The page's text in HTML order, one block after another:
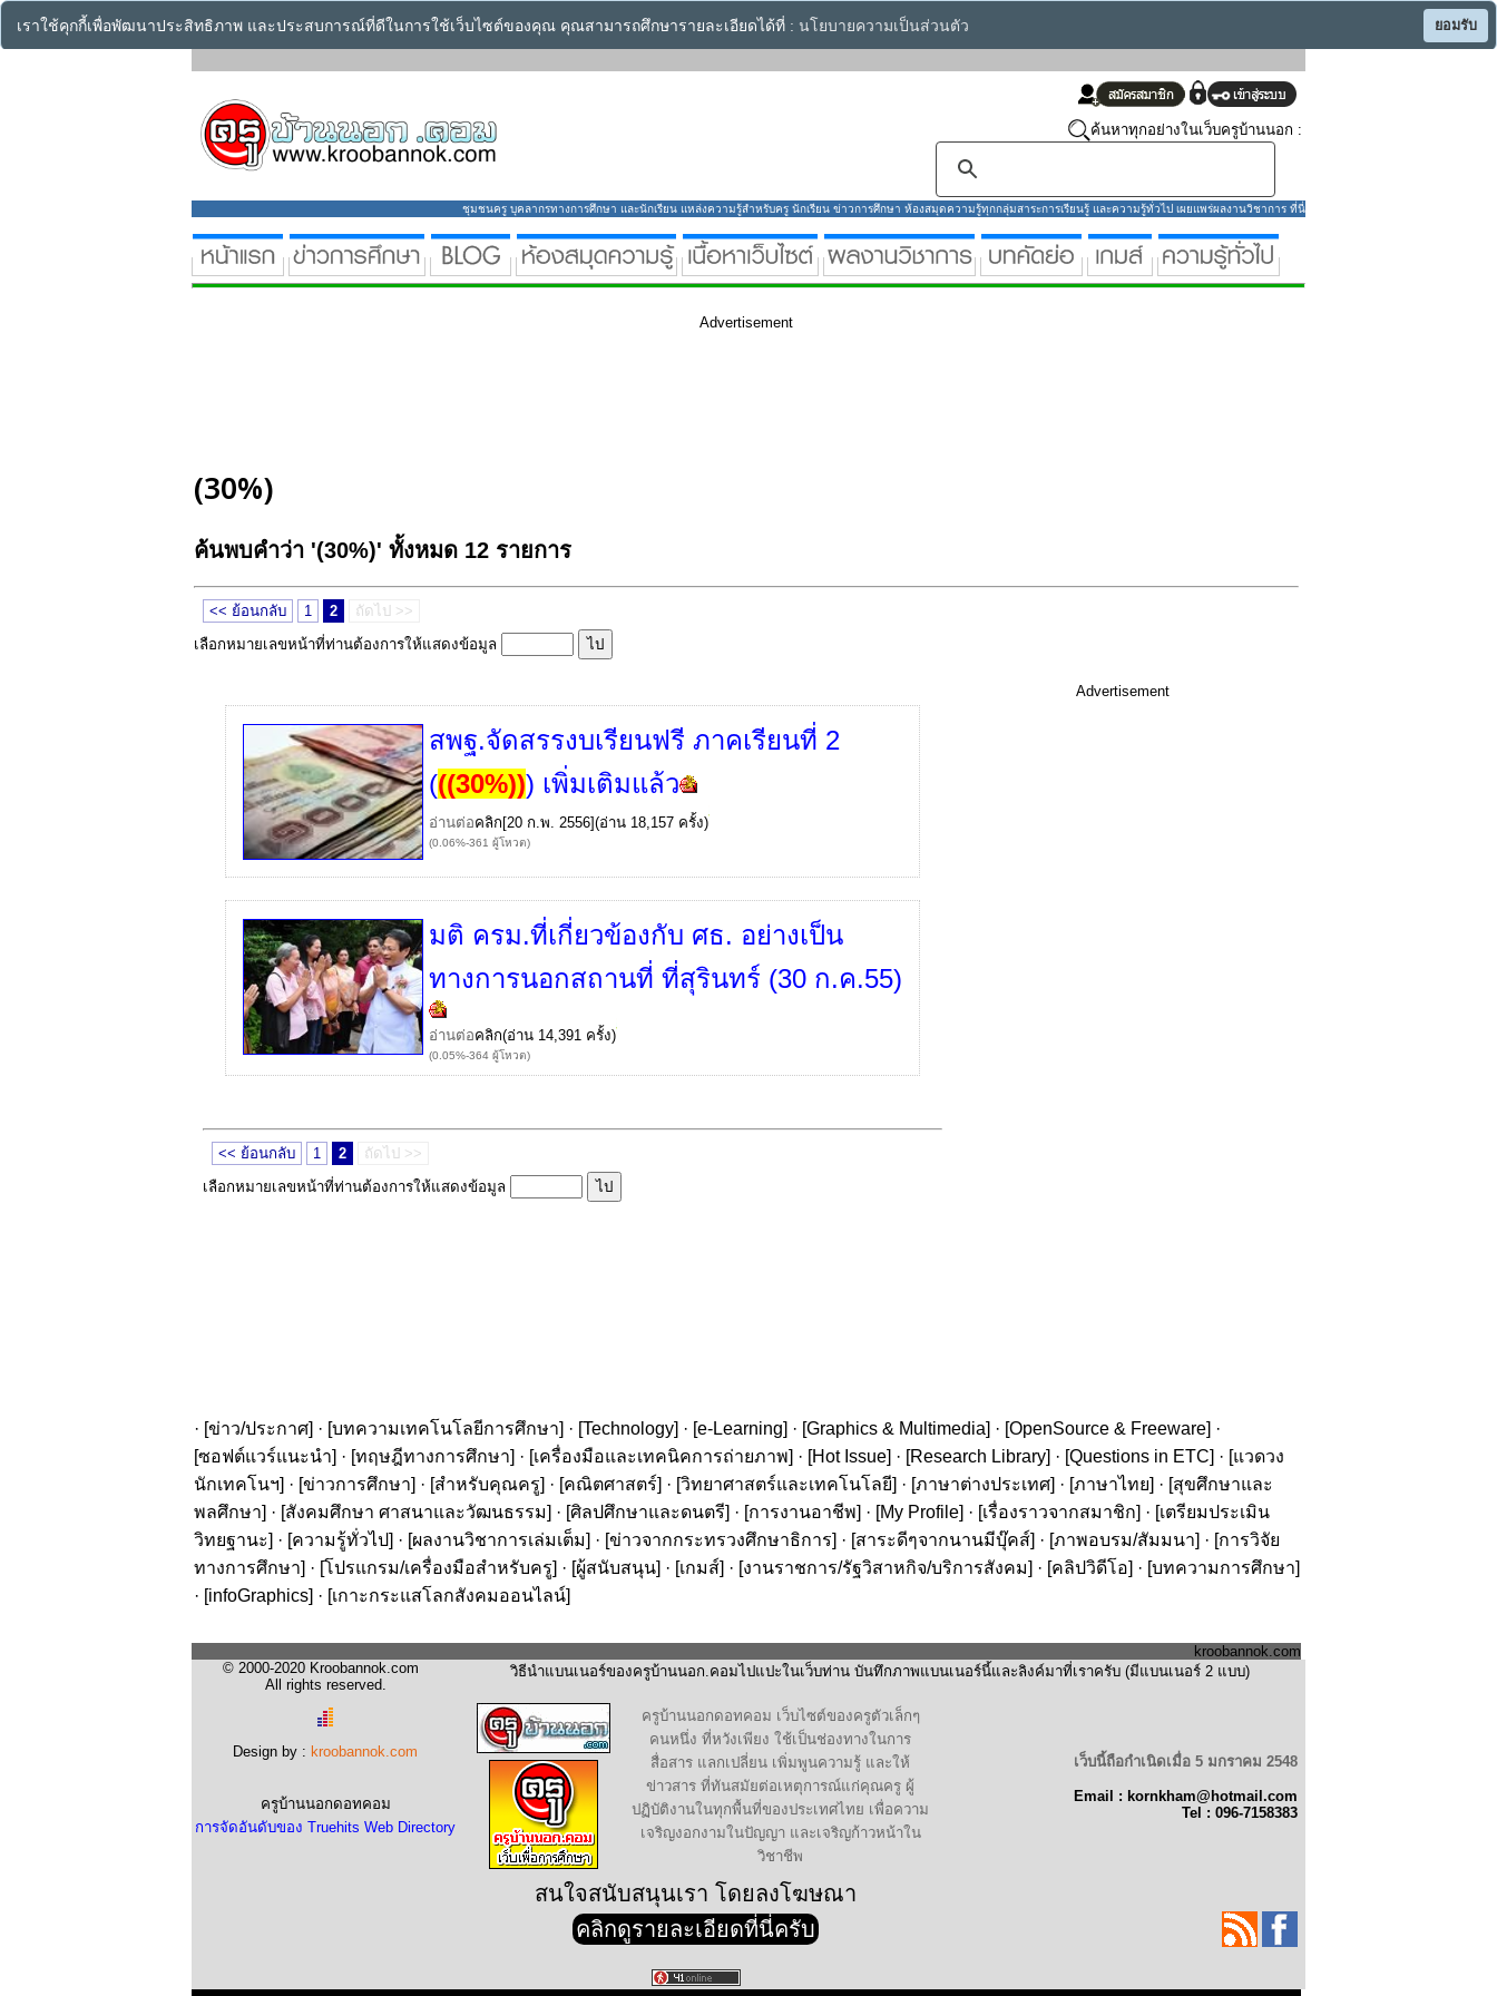
เราใช้คุกกี้เพื่อพัฒนาประสิทธิภาพ และประสบการณ์ที่ดีในการใช้เว็บไซต์ของคุณ คุณสามารถศึกษารายละเอียดได้ที่ : นโยบายความเป็นส่วนตัว ยอมรับ
ค้นหาทุกอย่างในเว็บครูบ้านนอก :
ชุมชนครู บุคลากรทางการศึกษา และนักเรียน แหล่งความรู้สำหรับครู นักเรียน ข่าวการศึกษา ห้องสมุดความรู้ทุกกลุ่มสาระการเรียนรู้ และความรู้ทั่วไป เผยแพร่ผลงานวิชาการ ที่นี่
Advertisement
(30%)
ค้นพบคำว่า '(30%)' ทั้งหมด 12 รายการ
<< ย้อนกลับ 1 2
ถัดไป >>
เลือกหมายเลขหน้าที่ท่านต้องการให้แสดงข้อมูล
สพฐ.จัดสรรงบเรียนฟรี ภาคเรียนที่ 2
(((30%))) เพิ่มเติมแล้ว
อ่านต่อคลิก[20 ก.พ. 2556](อ่าน 18,157 ครั้ง)
(0.06%-361 ผู้โหวต)
มติ ครม.ที่เกี่ยวข้องกับ ศธ. อย่างเป็น
ทางการนอกสถานที่ ที่สุรินทร์ (30 ก.ค.55)
อ่านต่อคลิก(อ่าน 14,391 ครั้ง)
(0.05%-364 ผู้โหวต)
<< ย้อนกลับ 1 2
ถัดไป >>
เลือกหมายเลขหน้าที่ท่านต้องการให้แสดงข้อมูล
Advertisement
· [ข่าว/ประกาศ] · [บทความเทคโนโลยีการศึกษา] · [Technology] · [e-Learning] · [Graphics & Multimedia] · [OpenSource & Freeware] ·
[ซอฟต์แวร์แนะนำ] · [ทฤษฎีทางการศึกษา] · [เครื่องมือและเทคนิคการถ่ายภาพ] · [Hot Issue] · [Research Library] · [Questions in ETC] · [แวดวง
นักเทคโนฯ] · [ข่าวการศึกษา] · [สำหรับคุณครู] · [คณิตศาสตร์] · [วิทยาศาสตร์และเทคโนโลยี] · [ภาษาต่างประเทศ] · [ภาษาไทย] · [สุขศึกษาและ
พลศึกษา] · [สังคมศึกษา ศาสนาและวัฒนธรรม] · [ศิลปศึกษาและดนตรี] · [การงานอาชีพ] · [My Profile] · [เรื่องราวจากสมาชิก] · [เตรียมประเมิน
วิทยฐานะ] · [ความรู้ทั่วไป] · [ผลงานวิชาการเล่มเต็ม] · [ข่าวจากกระทรวงศึกษาธิการ] · [สาระดีๆจากนานมีบุ๊คส์] · [ภาพอบรม/สัมมนา] · [การวิจัย
ทางการศึกษา] · [โปรแกรม/เครื่องมือสำหรับครู] · [ผู้สนับสนุน] · [เกมส์] · [งานราชการ/รัฐวิสาหกิจ/บริการสังคม] · [คลิปวิดีโอ] · [บทความการศึกษา]
· [infoGraphics] · [เกาะกระแสโลกสังคมออนไลน์]
kroobannok.com
© 2000-2020 Kroobannok.com
All rights reserved.
Design by : kroobannok.com
ครูบ้านนอกดอทคอม
การจัดอันดับของ Truehits Web Directory
วิธีนำแบนเนอร์ของครูบ้านนอก.คอมไปแปะในเว็บท่าน บันทึกภาพแบนเนอร์นี้และลิงค์มาที่เราครับ (มีแบนเนอร์ 2 แบบ)
ครูบ้านนอกดอทคอม เว็บไซต์ของครูตัวเล็กๆ
คนหนึ่ง ที่หวังเพียง ใช้เป็นช่องทางในการ
สื่อสาร แลกเปลี่ยน เพิ่มพูนความรู้ และให้
ข่าวสาร ที่ทันสมัยต่อเหตุการณ์แก่คุณครู ผู้
ปฏิบัติงานในทุกพื้นที่ของประเทศไทย เพื่อความ
เจริญงอกงามในปัญญา และเจริญก้าวหน้าใน
วิชาชีพ
เว็บนี้ถือกำเนิดเมื่อ 5 มกราคม 2548
Email : kornkham@hotmail.com
Tel : 096-7158383
สนใจสนับสนุนเรา โดยลงโฆษณา
คลิกดูรายละเอียดที่นี่ครับ